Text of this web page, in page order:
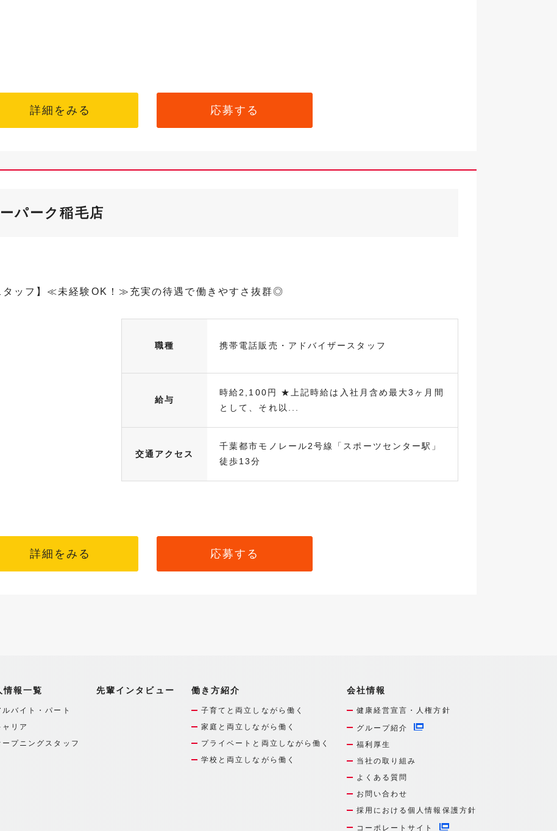
詳細をみる 応募する
パーク稲毛店
ッフ】≪未経験OK！≫充実の待遇で働きやすさ抜群◎
職種 携帯電話販売・アドバイザースタッフ
給与
時給2,100円 ★上記時給は入社月含め最大3ヶ月間
として、それ以...
交通アクセス
千葉都市モノレール2号線「スポーツセンター駅」
徒歩13分
詳細をみる 応募する
情報一覧
ルバイト・パート
ャリア
ープニングスタッフ
先輩インタビュー 働き方紹介
子育てと両立しながら働く
家庭と両立しながら働く
プライベートと両立しながら働く
学校と両立しながら働く
会社情報
健康経営宣言・人権方針
グループ紹介
福利厚生
当社の取り組み
よくある質問
お問い合わせ
採用における個人情報保護方針
コーポレートサイト